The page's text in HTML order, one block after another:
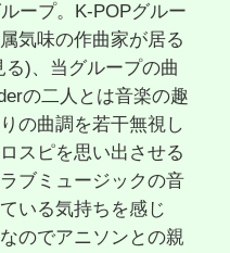
ープ。K-POPグルー
気味の作曲家が居る
)、当グループの曲
の二人とは音楽の趣
の曲調を若干無視し
スピを思い出させる
ブミュージックの音
いる気持ちを感じ
のでアニソンとの親